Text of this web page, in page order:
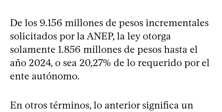
De los 9.156 millones de pesos incrementales
solicitados por la ANEP, la ley otorga
solamente 1.856 millones de pesos hasta el
año 2024, o sea 20,27% de lo requerido por el
ente autónomo.
En otros términos, lo anterior significa un